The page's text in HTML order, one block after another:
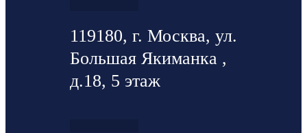
119180, г. Москва, ул.
Большая Якиманка ,
д.18, 5 этаж